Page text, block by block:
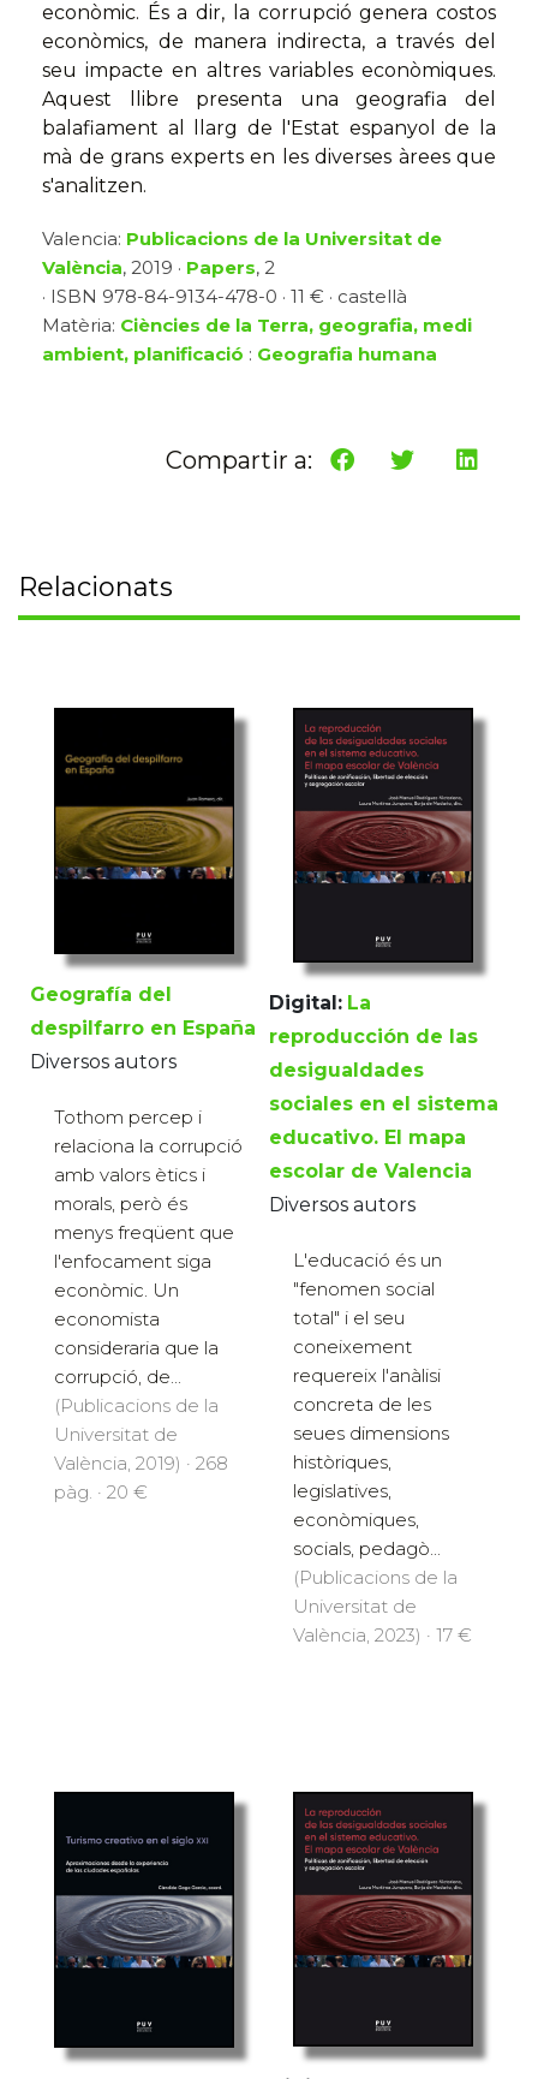
econòmic. És a dir, la corrupció genera costos
econòmics, de manera indirecta, a través del
seu impacte en altres variables econòmiques.
Aquest llibre presenta una geografia del
balafiament al llarg de l'Estat espanyol de la
mà de grans experts en les diverses àrees que
s'analitzen.
Valencia: Publicacions de la Universitat de
València, 2019 · Papers, 2
· ISBN 978-84-9134-478-0 · 11 € · castellà
Matèria: Ciències de la Terra, geografia, medi
ambient, planificació : Geografia humana
Compartir a:
Relacionats
Geografía del
despilfarro en España
Diversos autors
Tothom percep i
relaciona la corrupció
amb valors ètics i
morals, però és
menys freqüent que
l'enfocament siga
econòmic. Un
economista
consideraria que la
corrupció, de...
(Publicacions de la
Universitat de
València, 2019) · 268
pàg. · 20 €
Digital: La
reproducción de las
desigualdades
sociales en el sistema
educativo. El mapa
escolar de Valencia
Diversos autors
L'educació és un
"fenomen social
total" i el seu
coneixement
requereix l'anàlisi
concreta de les
seues dimensions
històriques,
legislatives,
econòmiques,
socials, pedagò...
(Publicacions de la
Universitat de
València, 2023) · 17 €